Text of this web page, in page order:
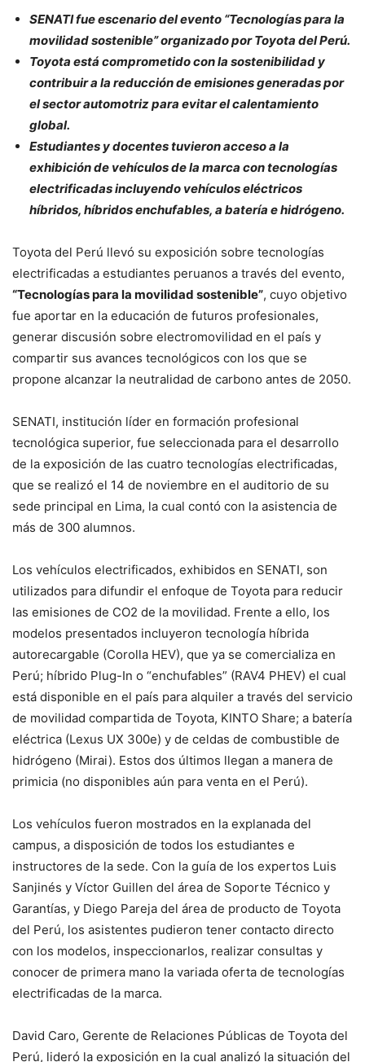
SENATI fue escenario del evento “Tecnologías para la
movilidad sostenible” organizado por Toyota del Perú.
Toyota está comprometido con la sostenibilidad y
contribuir a la reducción de emisiones generadas por
el sector automotriz para evitar el calentamiento
global.
Estudiantes y docentes tuvieron acceso a la
exhibición de vehículos de la marca con tecnologías
electrificadas incluyendo vehículos eléctricos
híbridos, híbridos enchufables, a batería e hidrógeno.
Toyota del Perú llevó su exposición sobre tecnologías
electrificadas a estudiantes peruanos a través del evento,
“Tecnologías para la movilidad sostenible”, cuyo objetivo
fue aportar en la educación de futuros profesionales,
generar discusión sobre electromovilidad en el país y
compartir sus avances tecnológicos con los que se
propone alcanzar la neutralidad de carbono antes de 2050.
SENATI, institución líder en formación profesional
tecnológica superior, fue seleccionada para el desarrollo
de la exposición de las cuatro tecnologías electrificadas,
que se realizó el 14 de noviembre en el auditorio de su
sede principal en Lima, la cual contó con la asistencia de
más de 300 alumnos.
Los vehículos electrificados, exhibidos en SENATI, son
utilizados para difundir el enfoque de Toyota para reducir
las emisiones de CO2 de la movilidad. Frente a ello, los
modelos presentados incluyeron tecnología híbrida
autorecargable (Corolla HEV), que ya se comercializa en
Perú; híbrido Plug-In o “enchufables” (RAV4 PHEV) el cual
está disponible en el país para alquiler a través del servicio
de movilidad compartida de Toyota, KINTO Share; a batería
eléctrica (Lexus UX 300e) y de celdas de combustible de
hidrógeno (Mirai). Estos dos últimos llegan a manera de
primicia (no disponibles aún para venta en el Perú).
Los vehículos fueron mostrados en la explanada del
campus, a disposición de todos los estudiantes e
instructores de la sede. Con la guía de los expertos Luis
Sanjinés y Víctor Guillen del área de Soporte Técnico y
Garantías, y Diego Pareja del área de producto de Toyota
del Perú, los asistentes pudieron tener contacto directo
con los modelos, inspeccionarlos, realizar consultas y
conocer de primera mano la variada oferta de tecnologías
electrificadas de la marca.
David Caro, Gerente de Relaciones Públicas de Toyota del
Perú, lideró la exposición en la cual analizó la situación del